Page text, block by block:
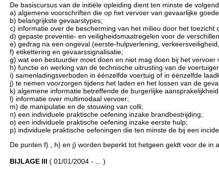
De basiscursus van de initiële opleiding dient ten minste de
a) algemene voorschriften die op het vervoer van gevaarlijke
b) belangrijkste gevaarstypes;
c) informatie over de bescherming van het milieu door het toezicht
d) gepaste preventie- en veiligheidsmaatregelen voor de
e) gedrag na een ongeval (eerste-hulpverlening,
f) etikettering en gevaarssignalisatie;
g) wat een bestuurder moet doen en niet mag doen bij het vervoer
h) functie en werking van de technische uitrusting van de
i) samenladingsverboden in éénzelfde voertuig of in éénzelfde
j) te nemen voorzorgen tijdens het laden en het lossen van de
k) algemene informatie betreffende de burgerlijke
l) informatie over multimodaal vervoer;
m) de manipulatie en de stouwing van colli;
n) een individuele praktische oefening inzake brandbestrijding;
o) een individuele praktische oefening inzake eerste hulp;
p) individuele praktische oefeningen die ten minste de bij een
De punten f) , h) en j) worden beperkt tot hetgeen geldt voor de in
BIJLAGE III ( 01/01/2004 - ... )